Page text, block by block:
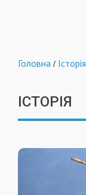
Головна / Історія
ІСТОРІЯ